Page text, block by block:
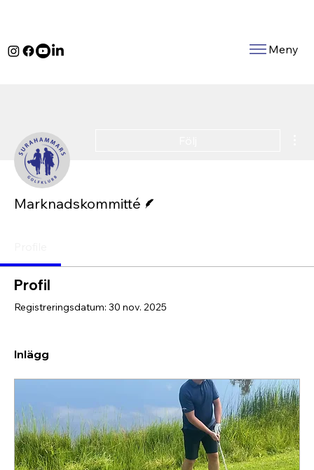
Meny
Marknadskommitté
Profil
Registreringsdatum: 30 nov. 2025
Inlägg